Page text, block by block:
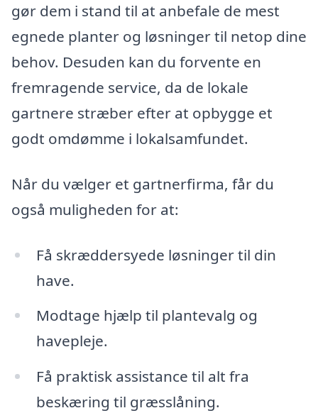
gør dem i stand til at anbefale de mest
egnede planter og løsninger til netop dine
behov. Desuden kan du forvente en
fremragende service, da de lokale
gartnere stræber efter at opbygge et
godt omdømme i lokalsamfundet.
Når du vælger et gartnerfirma, får du
også muligheden for at:
Få skræddersyede løsninger til din
have.
Modtage hjælp til plantevalg og
havepleje.
Få praktisk assistance til alt fra
beskæring til græsslåning.